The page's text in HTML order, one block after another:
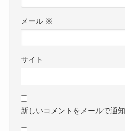
メール ※
サイト
新しいコメントをメールで通知